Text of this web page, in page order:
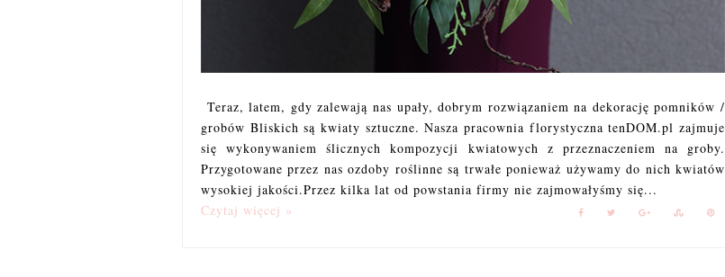
Teraz, latem, gdy zalewają nas upały, dobrym rozwiązaniem na dekorację pomników /
grobów Bliskich są kwiaty sztuczne. Nasza pracownia florystyczna tenDOM.pl zajmuje
się wykonywaniem ślicznych kompozycji kwiatowych z przeznaczeniem na groby.
Przygotowane przez nas ozdoby roślinne są trwałe ponieważ używamy do nich kwiatów
wysokiej jakości.Przez kilka lat od powstania firmy nie zajmowałyśmy się...
Czytaj więcej »